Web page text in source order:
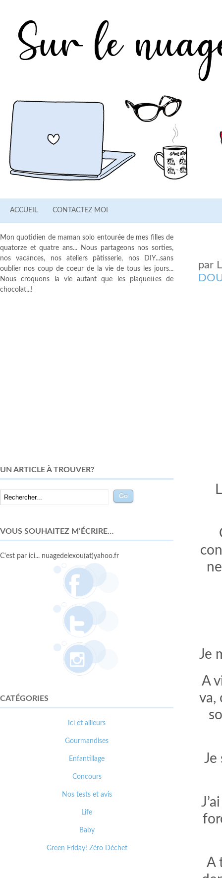
ACCUEIL CONTACTEZ MOI
par
Je
A
va,
Je
A
Mon quotidien de maman solo entourée de mes filles de
quatorze et quatre ans... Nous partageons nos sorties,
nos vacances, nos ateliers pâtisserie, nos DIY...sans
oublier nos coup de coeur de la vie de tous les jours...
Nous croquons la vie autant que les plaquettes de
chocolat...!
UN ARTICLE À TROUVER?
VOUS SOUHAITEZ M’ÉCRIRE…
C'est par ici... nuagedelexou(at)yahoo.fr
CATÉGORIES
Ici et ailleurs
Gourmandises
Enfantillage
Concours
Nos tests et avis
Life
Baby
Green Friday! Zéro Déchet